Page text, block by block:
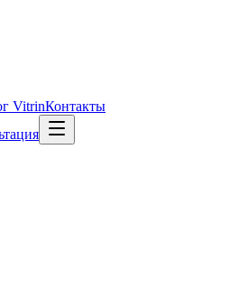
VitrinКонтакты